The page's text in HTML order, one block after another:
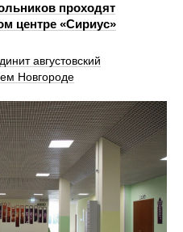
проходят
центре «Сириус»
августовский
Новгороде